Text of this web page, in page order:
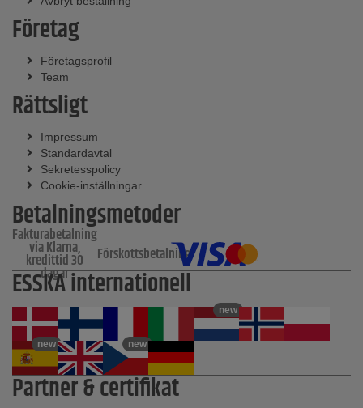
Företag
Företagsprofil
Team
Rättsligt
Impressum
Standardavtal
Sekretesspolicy
Cookie-inställningar
Betalningsmetoder
Fakturabetalning
via Klarna,
kredittid 30
dagar
Förskottsbetalning
ESSKA internationell
new
new new
Partner & certifikat